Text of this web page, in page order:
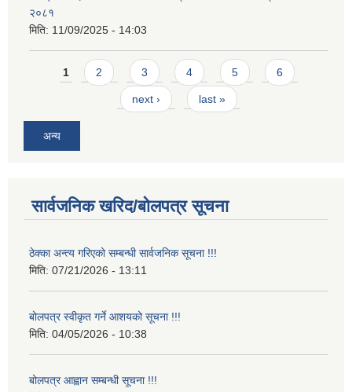
२०८१
मिति: 11/09/2025 - 14:03
Pages
1 2 3 4 5 6
next › last »
अन्य
सार्वजनिक खरिद/बोलपत्र सूचना
ठेक्का अन्त्य गरिएको सम्बन्धी सार्वजनिक सूचना !!!
मिति: 07/21/2026 - 13:11
बोलपत्र स्वीकृत गर्ने आशयको सूचना !!!
मिति: 04/05/2026 - 10:38
बोलपत्र आह्वान सम्बन्धी सूचना !!!